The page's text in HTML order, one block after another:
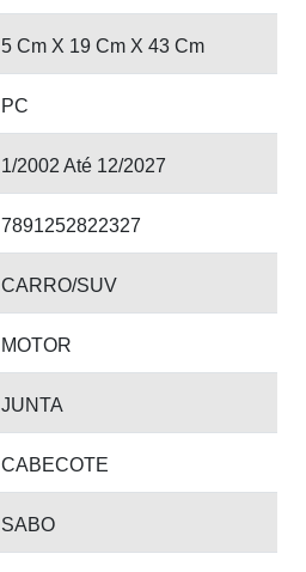
5 Cm X 19 Cm X 43 Cm
PC
1/2002 Até 12/2027
7891252822327
CARRO/SUV
MOTOR
JUNTA
CABECOTE
SABO